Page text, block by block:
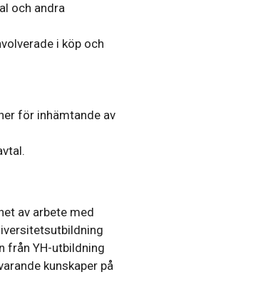
och andra
i köp och
för inhämtande av
av arbete med
från YH-utbildning
kunskaper på